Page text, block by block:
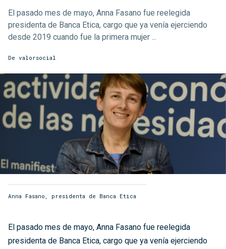
El pasado mes de mayo, Anna Fasano fue reelegida
presidenta de Banca Etica, cargo que ya venía ejerciendo
desde 2019 cuando fue la primera mujer ...
De valorsocial
Anna Fasano, presidenta de Banca Etica
El pasado mes de mayo, Anna Fasano fue reelegida
presidenta de Banca Etica, cargo que ya venía ejerciendo